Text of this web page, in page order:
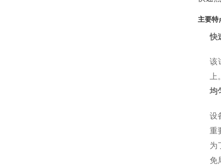
主要特
快
该
均
设
重
为
免